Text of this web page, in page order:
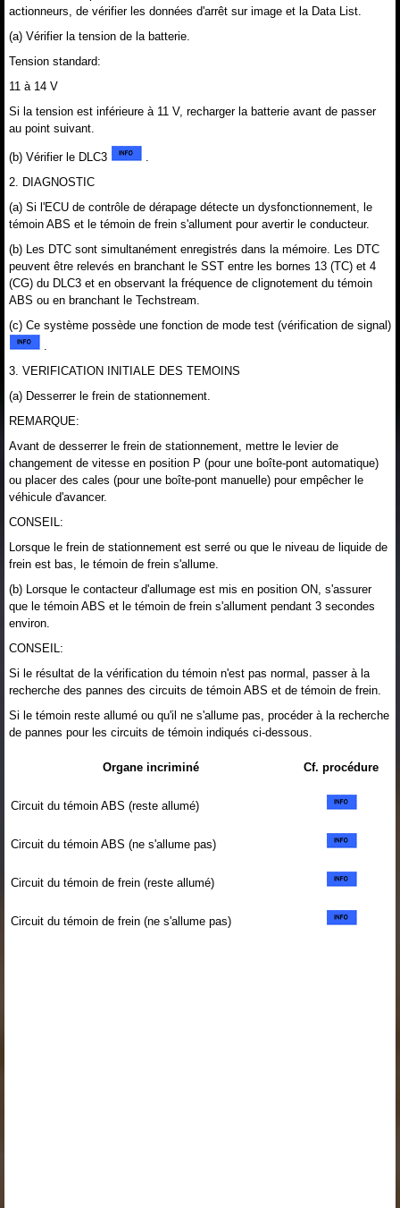
actionneurs, de vérifier les données d'arrêt sur image et la Data List.
(a) Vérifier la tension de la batterie.
Tension standard:
11 à 14 V
Si la tension est inférieure à 11 V, recharger la batterie avant de passer
au point suivant.
(b) Vérifier le DLC3
2. DIAGNOSTIC
(a) Si l'ECU de contrôle de dérapage détecte un dysfonctionnement, le
témoin ABS et le témoin de frein s'allument pour avertir le conducteur.
(b) Les DTC sont simultanément enregistrés dans la mémoire. Les DTC
peuvent être relevés en branchant le SST entre les bornes 13 (TC) et 4
(CG) du DLC3 et en observant la fréquence de clignotement du témoin
ABS ou en branchant le Techstream.
(c) Ce système possède une fonction de mode test (vérification de signal)
3. VERIFICATION INITIALE DES TEMOINS
(a) Desserrer le frein de stationnement.
REMARQUE:
Avant de desserrer le frein de stationnement, mettre le levier de
changement de vitesse en position P (pour une boîte-pont automatique)
ou placer des cales (pour une boîte-pont manuelle) pour empêcher le
véhicule d'avancer.
CONSEIL:
Lorsque le frein de stationnement est serré ou que le niveau de liquide de
frein est bas, le témoin de frein s'allume.
(b) Lorsque le contacteur d'allumage est mis en position ON, s'assurer
que le témoin ABS et le témoin de frein s'allument pendant 3 secondes
environ.
CONSEIL:
Si le résultat de la vérification du témoin n'est pas normal, passer à la
recherche des pannes des circuits de témoin ABS et de témoin de frein.
Si le témoin reste allumé ou qu'il ne s'allume pas, procéder à la recherche
de pannes pour les circuits de témoin indiqués ci-dessous.
Organe incriminé Cf. procédure
Circuit du témoin ABS (reste allumé)
Circuit du témoin ABS (ne s'allume pas)
Circuit du témoin de frein (reste allumé)
Circuit du témoin de frein (ne s'allume pas)